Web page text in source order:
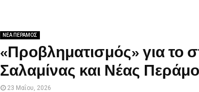
ΝΕΑ ΠΕΡΑΜΟΣ
«Προβληματισμός» για το
Σαλαμίνας και Νέας
23 Μαΐου, 2026